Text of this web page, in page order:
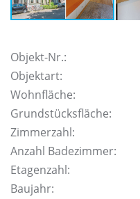
Objekt-Nr.:
Objektart:
Wohnfläche:
Grundstücksfläche:
Zimmerzahl:
Anzahl Badezimmer:
Etagenzahl:
Baujahr: